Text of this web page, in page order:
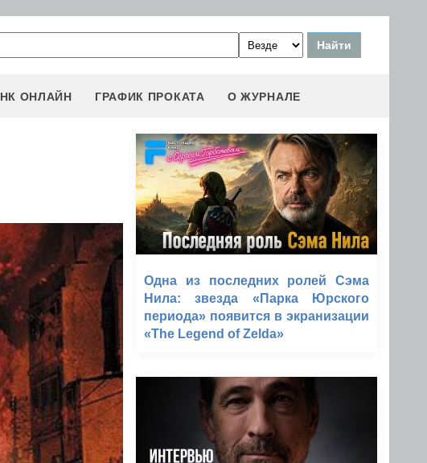
НК ОНЛАЙН ГРАФИК ПРОКАТА О ЖУРНАЛЕ
Одна из последних ролей Сэма
Нила: звезда «Парка Юрского
периода» появится в экранизации
«The Legend of Zelda»